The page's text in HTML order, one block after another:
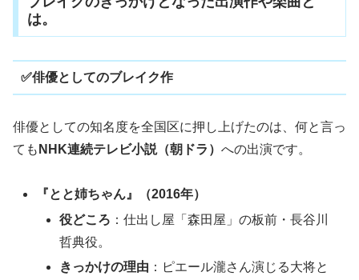
は。
✅俳優としてのブレイク作
俳優としての知名度を全国区に押し上げたのは、何と言っ
ても NHK連続テレビ小説（朝ドラ） への出演です。
『とと姉ちゃん』（2016年）
役どころ ：仕出し屋「森田屋」の板前・長谷川
哲典役。
きっかけの理由 ：ピエール瀧さん演じる大将と